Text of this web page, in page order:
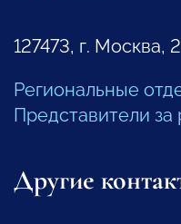
127473, г. Москва,
Региональные
Представители
Другие